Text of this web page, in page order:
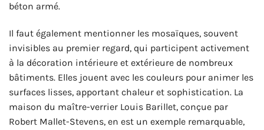
béton armé.
Il faut également mentionner les mosaïques, souvent
invisibles au premier regard, qui participent activement
à la décoration intérieure et extérieure de nombreux
bâtiments. Elles jouent avec les couleurs pour animer les
surfaces lisses, apportant chaleur et sophistication. La
maison du maître-verrier Louis Barillet, conçue par
Robert Mallet-Stevens, en est un exemple remarquable,